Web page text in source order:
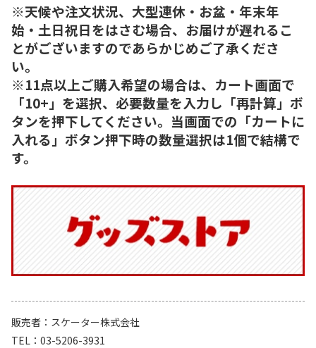
※天候や注文状況、大型連休・お盆・年末年
始・土日祝日をはさむ場合、お届けが遅れるこ
とがございますのであらかじめご了承くださ
い。
※11点以上ご購入希望の場合は、カート画面で
「10+」を選択、必要数量を入力し「再計算」ボ
タンを押下してください。当画面での「カートに
入れる」ボタン押下時の数量選択は1個で結構で
す。
販売者
スケーター株式会社
TEL
03-5206-3931